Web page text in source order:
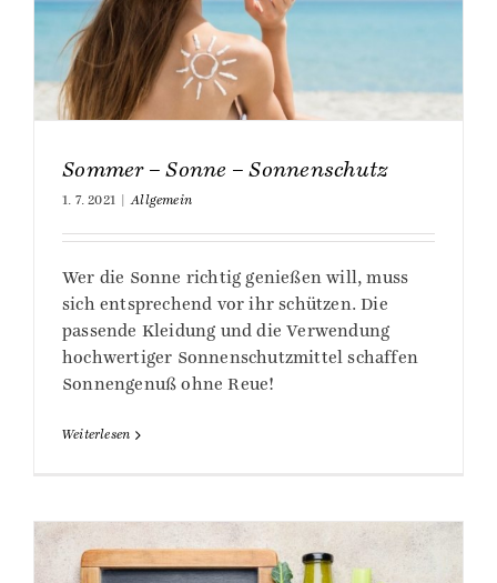
Sommer – Sonne – Sonnenschutz
1. 7. 2021 Allgemein
Wer die Sonne richtig genießen will, muss
sich entsprechend vor ihr schützen. Die
passende Kleidung und die Verwendung
hochwertiger Sonnenschutzmittel schaffen
Sonnengenuß ohne Reue!
Weiterlesen